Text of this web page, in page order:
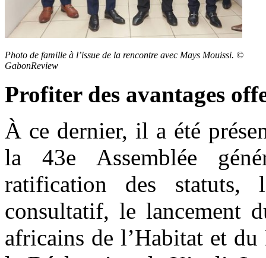
Photo de famille à l’issue de la rencontre avec Mays Mouissi. ©
GabonReview
Profiter des avantages
À ce dernier, il a été
la 43e Assemblée
ratification des
consultatif, le lancement
africains de l’Habitat et